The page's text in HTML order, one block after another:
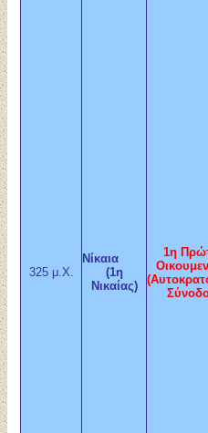
325 μ.Χ.
Νίκαια
(1η
Νικαίας)
1η